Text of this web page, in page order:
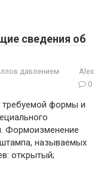
сведения об
давлением
Alex
0
формы и
Формоизменение
называемых
открытый;